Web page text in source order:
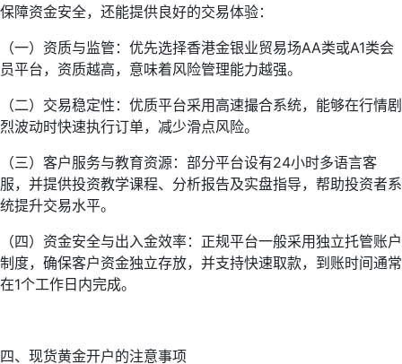
保障资金安全，还能提供良好的交易体验：
（一）资质与监管：优先选择香港金银业贸易场AA类或A1类会
员平台，资质越高，意味着风险管理能力越强。
（二）交易稳定性：优质平台采用高速撮合系统，能够在行情剧
烈波动时快速执行订单，减少滑点风险。
（三）客户服务与教育资源：部分平台设有24小时多语言客
服，并提供投资教学课程、分析报告及实盘指导，帮助投资者系
统提升交易水平。
（四）资金安全与出入金效率：正规平台一般采用独立托管账户
制度，确保客户资金独立存放，并支持快速取款，到账时间通常
在1个工作日内完成。
四、现货黄金开户的注意事项